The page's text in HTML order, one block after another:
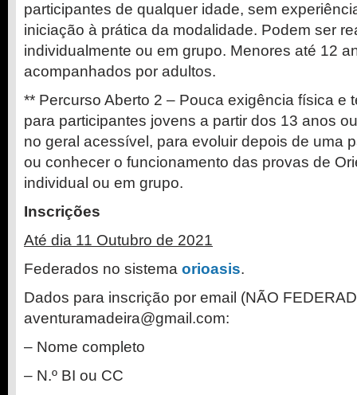
participantes de qualquer idade, sem
iniciação à prática da modalidade. Podem ser
individualmente ou em grupo. Menores até 12
acompanhados por adultos.
** Percurso Aberto 2 – Pouca exigência física e
para participantes jovens a partir dos 13 anos
no geral acessível, para evoluir depois de uma
ou conhecer o funcionamento das provas de
individual ou em grupo.
Inscrições
Até dia 11 Outubro de 2021
Federados no sistema orioasis.
Dados para inscrição por email (NÃO
aventuramadeira@gmail.com:
– Nome completo
– N.º BI ou CC